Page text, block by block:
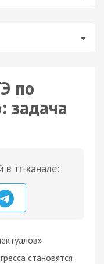
по
задача
тг-канале:
становятся